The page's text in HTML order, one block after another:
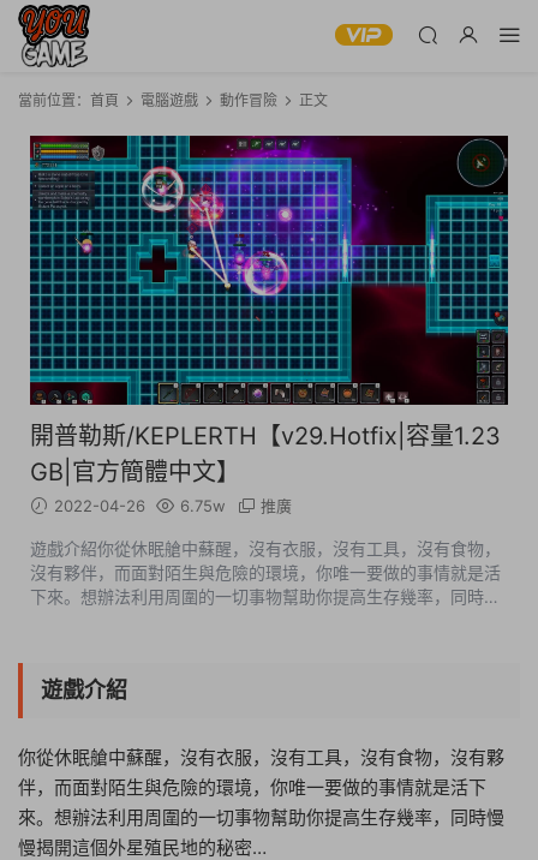
當前位置： 首頁 電腦遊戲 動作冒險 正文
開普勒斯/KEPLERTH【v29.Hotfix|容量1.23
GB|官方簡體中文】
2022-04-26 6.75w 推廣
遊戲介紹你從休眠艙中蘇醒，沒有衣服，沒有工具，沒有食物，
沒有夥伴，而面對陌生與危險的環境，你唯一要做的事情就是活
下來。想辦法利用周圍的一切事物幫助你提高生存幾率，同時慢
遊戲介紹
你從休眠艙中蘇醒，沒有衣服，沒有工具，沒有食物，沒有夥
伴，而面對陌生與危險的環境，你唯一要做的事情就是活下
來。想辦法利用周圍的一切事物幫助你提高生存幾率，同時慢
慢揭開這個外星殖民地的秘密…